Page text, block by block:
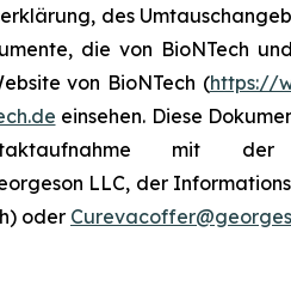
des
die von BioNTech
von BioNTech (https://
einsehen. Diese
mit der
LLC, der
oder